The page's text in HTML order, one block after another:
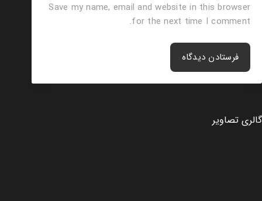
Save my name, email and website in this browser
for the next time I comment.
فرستادن دیدگاه
گالری تصاویر